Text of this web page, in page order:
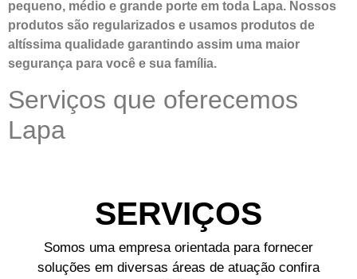
pequeno, médio e grande porte em toda Lapa. Nossos
produtos são regularizados e usamos produtos de
altíssima qualidade garantindo assim uma maior
segurança para você e sua família.
Serviços que oferecemos
Lapa
SERVIÇOS
Somos uma empresa orientada para fornecer
soluções em diversas áreas de atuação confira